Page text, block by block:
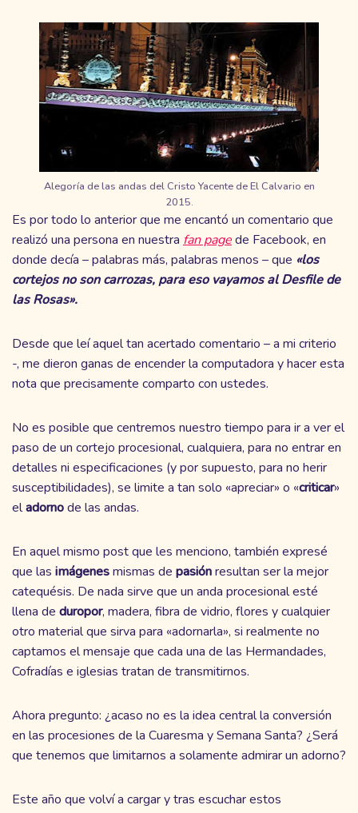
Alegoría de las andas del Cristo Yacente de El Calvario en
2015.
Es por todo lo anterior que me encantó un comentario que
realizó una persona en nuestra fan pagede Facebook, en
donde decía – palabras más, palabras menos – que «los
cortejos no son carrozas, para eso vayamos al Desfile de
las Rosas».
Desde que leí aquel tan acertado comentario – a mi criterio
-, me dieron ganas de encender la computadora y hacer esta
nota que precisamente comparto con ustedes.
No es posible que centremos nuestro tiempo para ir a ver el
paso de un cortejo procesional, cualquiera, para no entrar en
detalles ni especificaciones (y por supuesto, para no herir
susceptibilidades), se limite a tan solo «apreciar» o «criticar»
eladornode las andas.
En aquel mismo post que les menciono, también expresé
que las imágenesmismas de pasiónresultan ser la mejor
catequésis. De nada sirve que un anda procesional esté
llena de duropor, madera, fibra de vidrio, flores y cualquier
otro material que sirva para «adornarla», si realmente no
captamos el mensaje que cada una de las Hermandades,
Cofradías e iglesias tratan de transmitirnos.
Ahora pregunto: ¿acaso no es la idea central la conversión
en las procesiones de la Cuaresma y Semana Santa? ¿Será
que tenemos que limitarnos a solamente admirar un adorno?
Este año que volví a cargar y tras escuchar estos